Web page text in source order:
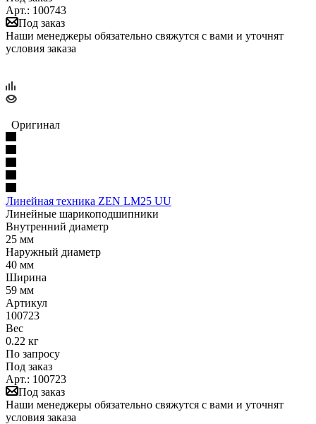
Арт.: 100743
Под заказ
Наши менеджеры обязательно свяжутся с вами и уточнят
условия заказа
Оригинал
Линейная техника ZEN LM25 UU
Линейные шарикоподшипники
Внутренний диаметр
25 мм
Наружный диаметр
40 мм
Ширина
59 мм
Артикул
100723
Вес
0.22 кг
По запросу
Под заказ
Арт.: 100723
Под заказ
Наши менеджеры обязательно свяжутся с вами и уточнят
условия заказа